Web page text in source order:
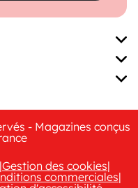
- Magazines conçus
|Gestion des cookies|
commerciales|